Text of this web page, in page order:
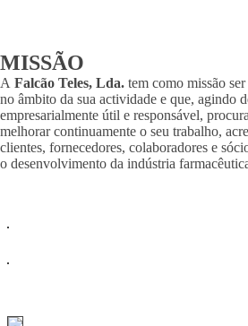
MISSÃO
A Falcão Teles, Lda. tem como missão
no âmbito da sua actividade e que, agindo
empresarialmente útil e responsável,
melhorar continuamente o seu trabalho,
clientes, fornecedores, colaboradores e
o desenvolvimento da indústria